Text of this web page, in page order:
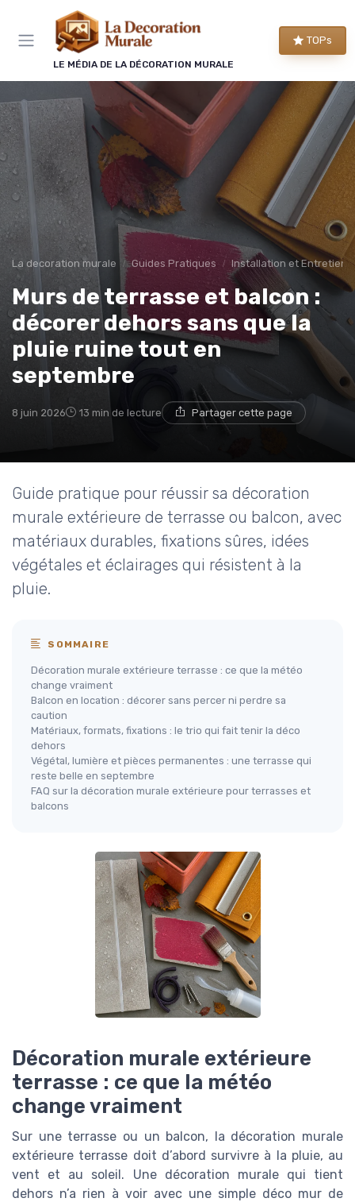
LE MÉDIA DE LA DÉCORATION MURALE
TOPs
La decoration murale Guides Pratiques Installation et Entretien
Murs de terrasse et balcon :
décorer dehors sans que la
pluie ruine tout en
septembre
8 juin 2026 13 min de lecture Partager cette page
Guide pratique pour réussir sa décoration
murale extérieure de terrasse ou balcon, avec
matériaux durables, fixations sûres, idées
végétales et éclairages qui résistent à la
pluie.
SOMMAIRE
Décoration murale extérieure terrasse : ce que la météo
change vraiment
Balcon en location : décorer sans percer ni perdre sa
caution
Matériaux, formats, fixations : le trio qui fait tenir la déco
dehors
Végétal, lumière et pièces permanentes : une terrasse qui
reste belle en septembre
FAQ sur la décoration murale extérieure pour terrasses et
balcons
Décoration murale extérieure
terrasse : ce que la météo
change vraiment
Sur une terrasse ou un balcon, la décoration murale
extérieure terrasse doit d’abord survivre à la pluie, au
vent et au soleil. Une décoration murale qui tient
dehors n’a rien à voir avec une simple déco mur de
Panneau de gestion des cookies